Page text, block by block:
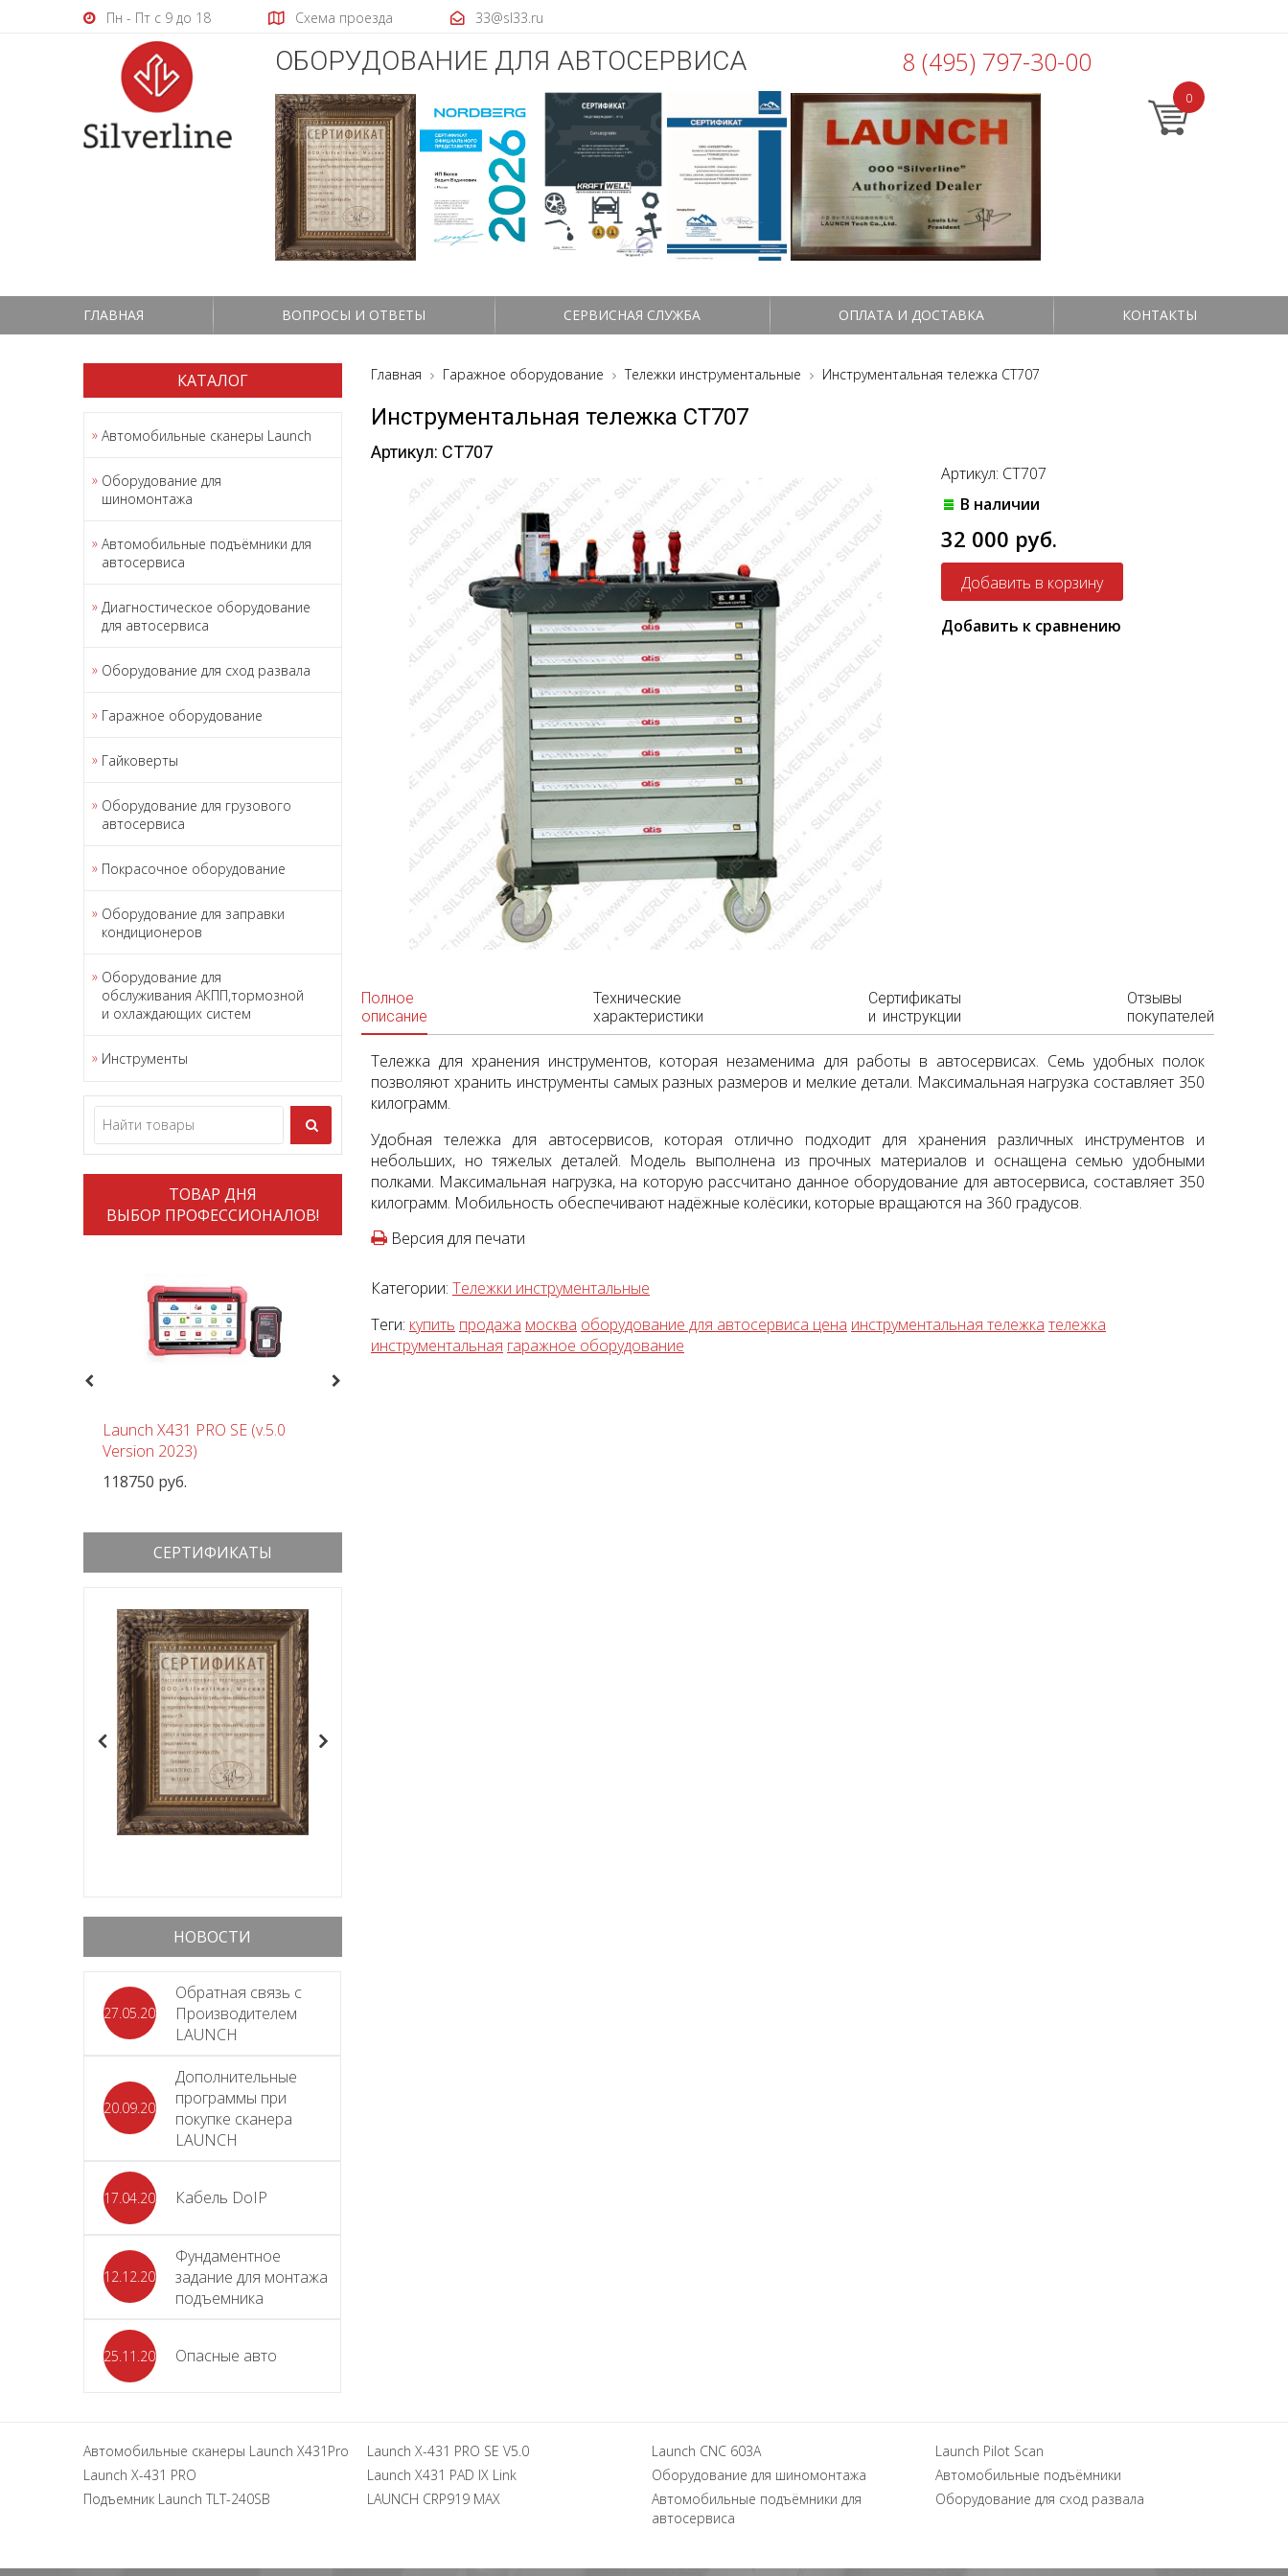
Пн - Пт с 9 до 18 Схема проезда 33@sl33.ru
0
ОБОРУДОВАНИЕ ДЛЯ АВТОСЕРВИСА 8 (495) 797-30-00
ГЛАВНАЯ ВОПРОСЫ И ОТВЕТЫ СЕРВИСНАЯ СЛУЖБА ОПЛАТА И ДОСТАВКА КОНТАКТЫ
КАТАЛОГ
Автомобильные сканеры Launch
Оборудование для
шиномонтажа
Автомобильные подъёмники для
автосервиса
Диагностическое оборудование
для автосервиса
Оборудование для сход развала
Гаражное оборудование
Гайковерты
Оборудование для грузового
автосервиса
Покрасочное оборудование
Оборудование для заправки
кондиционеров
Оборудование для
обслуживания АКПП,тормозной
и охлаждающих систем
Инструменты
ТОВАР ДНЯ
ВЫБОР ПРОФЕССИОНАЛОВ!
Previous
Launch X431 PRO SE (v.5.0
Version 2023)
118750 руб.
Next
СЕРТИФИКАТЫ
НОВОСТИ
27.05.2026
Обратная связь с
Производителем
LAUNCH
20.09.2025
Дополнительные
программы при
покупке сканера
LAUNCH
17.04.2024 Кабель DoIP
12.12.2023
Фундаментное
задание для монтажа
подъемника
25.11.2023 Опасные авто
Главная Гаражное оборудование Тележки инструментальные Инструментальная тележка CT707
Инструментальная тележка CT707
Артикул: CT707
Артикул: CT707
В наличии
32 000 руб.
Добавить к сравнению
Полное
описание
Технические
характеристики
Сертификаты
и инструкции
Отзывы
покупателей
Тележка для хранения инструментов, которая незаменима для работы в автосервисах. Семь удобных полок
позволяют хранить инструменты самых разных размеров и мелкие детали. Максимальная нагрузка составляет 350
килограмм.
Удобная тележка для автосервисов, которая отлично подходит для хранения различных инструментов и
небольших, но тяжелых деталей. Модель выполнена из прочных материалов и оснащена семью удобными
полками. Максимальная нагрузка, на которую рассчитано данное оборудование для автосервиса, составляет 350
килограмм. Мобильность обеспечивают надёжные колёсики, которые вращаются на 360 градусов.
Версия для печати
Категории:Тележки инструментальные
Теги: купить продажа москва оборудование для автосервиса цена инструментальная тележка тележка
инструментальная гаражное оборудование
Автомобильные сканеры Launch X431Pro Launch X-431 PRO SE V5.0 Launch CNC 603A
Launch Pilot Scan
Launch X-431 PRO
Launch X431 PAD IX Link Оборудование для шиномонтажа
Автомобильные подъёмники
Подъемник Launch TLT-240SB
LAUNCH CRP919 MAX
Автомобильные подъёмники для
автосервиса
Оборудование для сход развала